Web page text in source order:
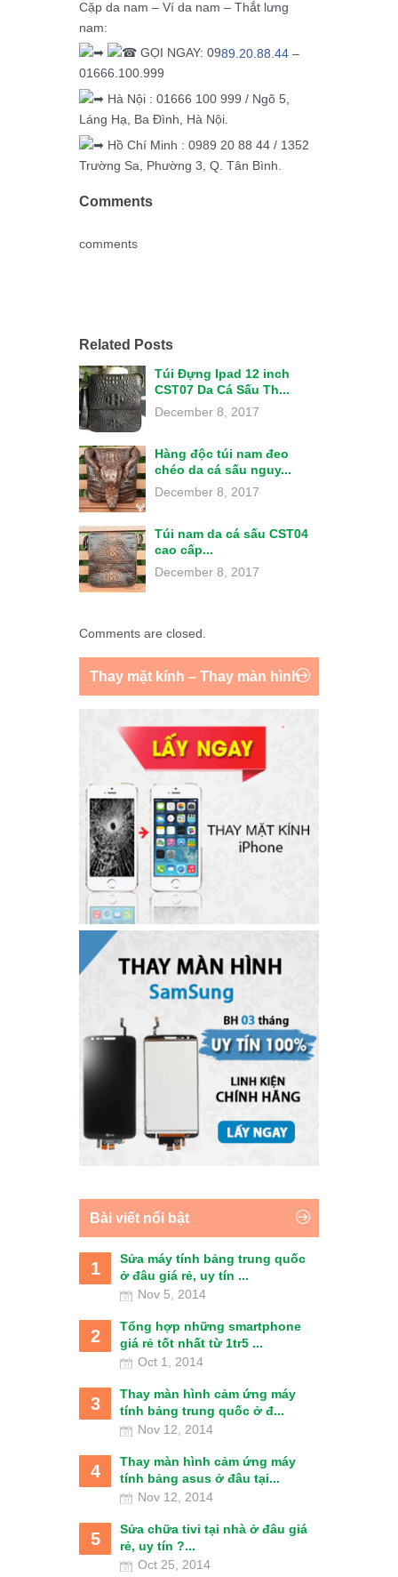
Cặp da nam – Ví da nam – Thắt lưng
nam:
GỌI NGAY: 0989.20.88.44 –
01666.100.999
Hà Nội : 01666 100 999 / Ngõ 5,
Láng Hạ, Ba Đình, Hà Nội.
Hồ Chí Minh : 0989 20 88 44 / 1352
Trường Sa, Phường 3, Q. Tân Bình.
Comments
comments
Related Posts
Túi Đựng Ipad 12 inch
CST07 Da Cá Sấu Th...
December 8, 2017
Hàng độc túi nam đeo
chéo da cá sấu nguy...
December 8, 2017
Túi nam da cá sấu CST04
cao cấp...
December 8, 2017
Comments are closed.
Thay mặt kính – Thay màn hình
Bài viết nổi bật
1
Sửa máy tính bảng trung quốc
ở đâu giá rẻ, uy tín ...
Nov 5, 2014
2
Tổng hợp những smartphone
giá rẻ tốt nhất từ 1tr5 ...
Oct 1, 2014
3
Thay màn hình cảm ứng máy
tính bảng trung quốc ở đ...
Nov 12, 2014
4
Thay màn hình cảm ứng máy
tính bảng asus ở đâu tại...
Nov 12, 2014
5
Sửa chữa tivi tại nhà ở đâu giá
rẻ, uy tín ?...
Oct 25, 2014